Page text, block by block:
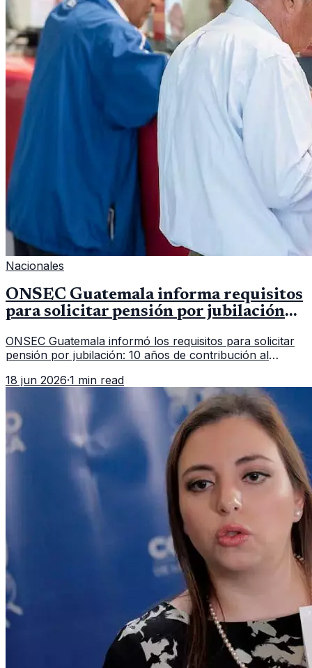
Nacionales
ONSEC Guatemala informa requisitos
para solicitar pensión por jubilación
ONSEC Guatemala informó los requisitos para solicitar
pensión por jubilación: 10 años de contribución al
importar edad.
18 jun 2026·1 min read